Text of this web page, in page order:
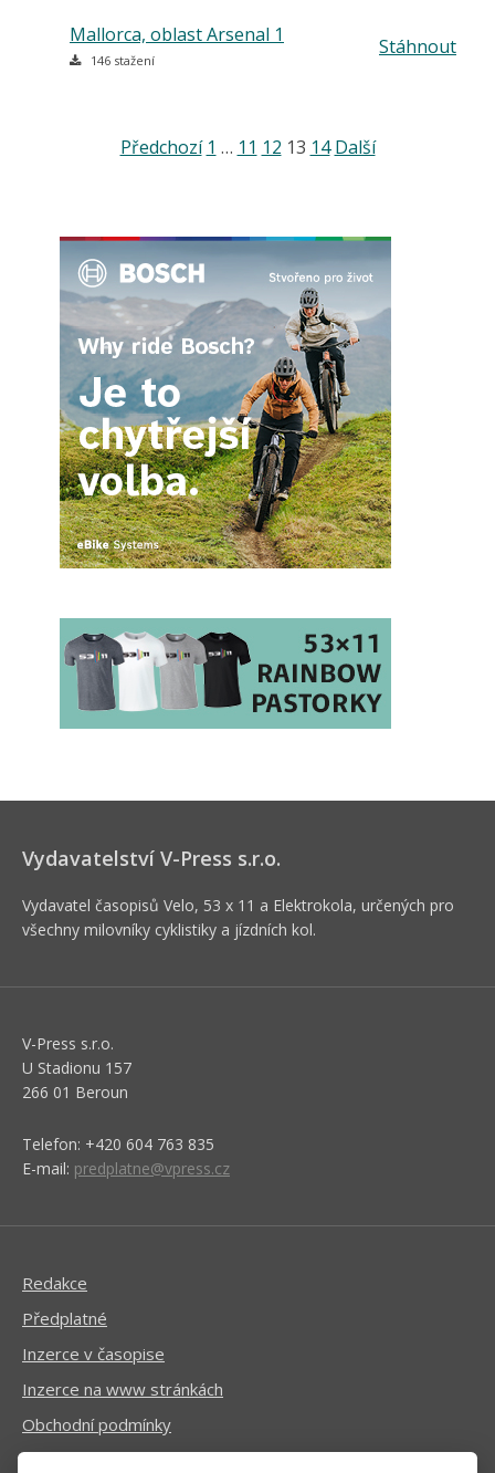
Mallorca, oblast Arsenal 1
146 stažení
Stáhnout
Předchozí 1 … 11 12 13 14 Další
Vydavatelství V-Press s.r.o.
Vydavatel časopisů Velo, 53 x 11 a Elektrokola, určených pro
všechny milovníky cyklistiky a jízdních kol.
V-Press s.r.o.
U Stadionu 157
266 01 Beroun
Telefon: +420 604 763 835
E-mail: predplatne@vpress.cz
Redakce
Předplatné
Inzerce v časopise
Inzerce na www stránkách
Obchodní podmínky
Ochrana osobních údajů